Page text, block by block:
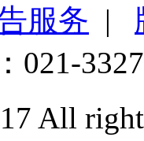
服务 |
021-
All